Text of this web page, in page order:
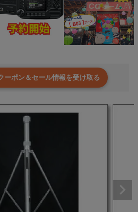
ーポン＆セール情報を受け取る